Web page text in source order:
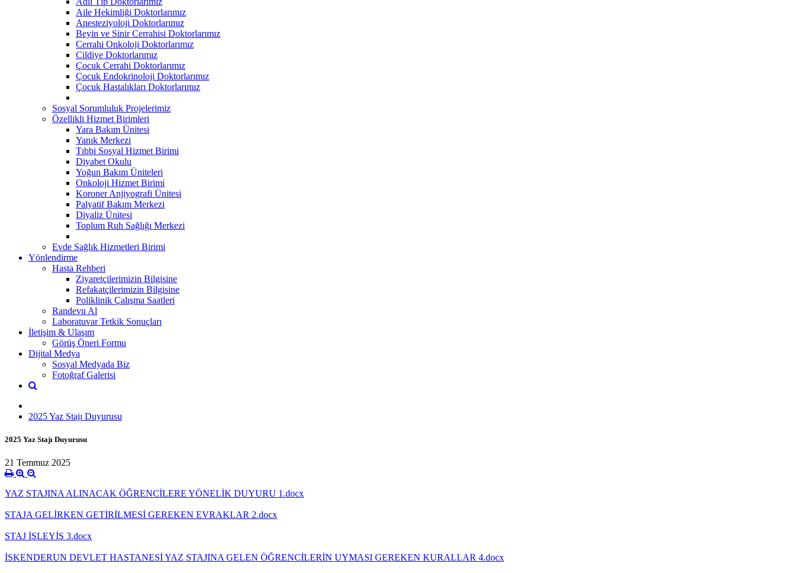
Aile Hekimliği Doktorlarımız
Anesteziyoloji Doktorlarımız
Beyin ve Sinir Cerrahisi Doktorlarımız
Cerrahi Onkoloji Doktorlarımız
Cildiye Doktorlarımız
Çocuk Cerrahi Doktorlarımız
Çocuk Endokrinoloji Doktorlarımız
Çocuk Hastalıkları Doktorlarımız
Sosyal Sorumluluk Projelerimiz
Özellikli Hizmet Birimleri
Yara Bakım Ünitesi
Yanık Merkezi
Tıbbi Sosyal Hizmet Birimi
Diyabet Okulu
Yoğun Bakım Üniteleri
Onkoloji Hizmet Birimi
Koroner Anjiyografi Ünitesi
Palyatif Bakım Merkezi
Diyaliz Ünitesi
Toplum Ruh Sağlığı Merkezi
Evde Sağlık Hizmetleri Birimi
Yönlendirme
Hasta Rehberi
Ziyaretçilerimizin Bilgisine
Refakatçilerimizin Bilgisine
Poliklinik Çalışma Saatleri
Randevu Al
Laboratuvar Tetkik Sonuçları
İletişim & Ulaşım
Görüş Öneri Formu
Dijital Medya
Sosyal Medyada Biz
Fotoğraf Galerisi
2025 Yaz Stajı Duyurusu
2025 Yaz Stajı Duyurusu
21 Temmuz 2025
YAZ STAJINA ALINACAK ÖĞRENCİLERE YÖNELİK DUYURU 1.docx
STAJA GELİRKEN GETİRİLMESİ GEREKEN EVRAKLAR 2.docx
STAJ İŞLEYİŞ 3.docx
İSKENDERUN DEVLET HASTANESİ YAZ STAJINA GELEN ÖĞRENCİLERİN UYMASI GEREKEN KURALLAR 4.docx